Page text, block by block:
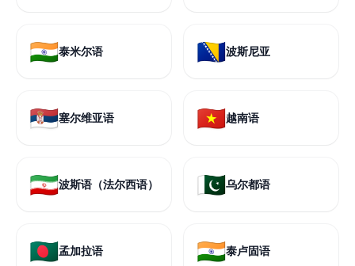
🇮🇳泰米尔语 🇧🇦波斯尼亚
🇷🇸塞尔维亚语 🇻🇳越南语
🇮🇷波斯语（法尔西语） 🇵🇰乌尔都语
🇧🇩孟加拉语 🇮🇳泰卢固语